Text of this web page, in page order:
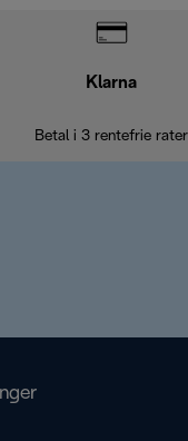
Klarna
Betal i 3 rentefrie rater